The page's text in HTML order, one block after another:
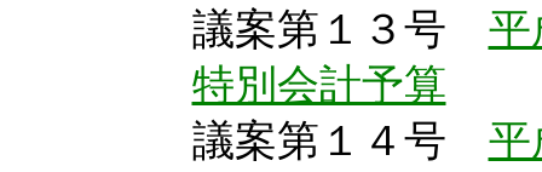
議案第１３号 平
特別会計予算
議案第１４号 平